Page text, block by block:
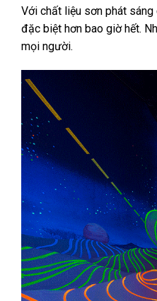
Với chất liệu sơn phát sáng
đặc biệt hơn bao giờ hết.
mọi người.